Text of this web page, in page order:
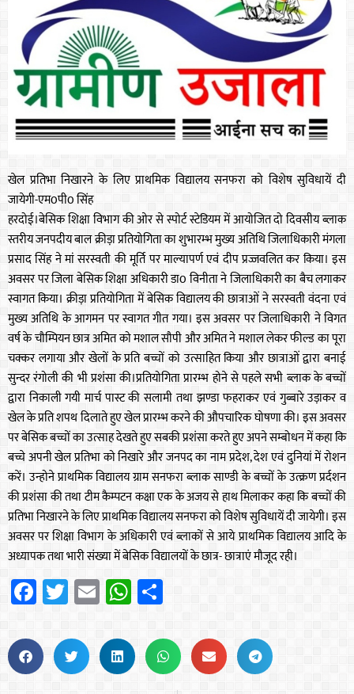
खेल प्रतिभा निखारने के लिए प्राथमिक विद्यालय सनफरा को विशेष सुविधायें दी
जायेगी-एम0पी0 सिंह
हरदोई।बेसिक शिक्षा विभाग की ओर से स्पोर्ट स्टेडियम में आयोजित दो दिवसीय ब्लाक
स्तरीय जनपदीय बाल क्रीड़ा प्रतियोगिता का शुभारम्भ मुख्य अतिथि जिलाधिकारी मंगला
प्रसाद सिंह ने मां सरस्वती की मूर्ति पर माल्यापर्ण एवं दीप प्रज्जवलित कर किया। इस
अवसर पर जिला बेसिक शिक्षा अधिकारी डा0 विनीता ने जिलाधिकारी का बैच लगाकर
स्वागत किया। क्रीड़ा प्रतियोगिता में बेसिक विद्यालय की छात्राओं ने सरस्वती वंदना एवं
मुख्य अतिथि के आगमन पर स्वागत गीत गया। इस अवसर पर जिलाधिकारी ने विगत
वर्ष के चौम्पियन छात्र अमित को मशाल सौपी और अमित ने मशाल लेकर फील्ड का पूरा
चक्कर लगाया और खेलों के प्रति बच्चों को उत्साहित किया और छात्राओं द्वारा बनाई
सुन्दर रंगोली की भी प्रशंसा की।प्रतियोगिता प्रारम्भ होने से पहले सभी ब्लाक के बच्चों
द्वारा निकाली गयी मार्च पास्ट की सलामी तथा झण्डा फहराकर एवं गुब्बारे उड़ाकर व
खेल के प्रति शपथ दिलाते हुए खेल प्रारम्भ करने की औपचारिक घोषणा की। इस अवसर
पर बेसिक बच्चों का उत्साह देखते हुए सबकी प्रशंसा करते हुए अपने सम्बोधन में कहा कि
बच्चे अपनी खेल प्रतिभा को निखारे और जनपद का नाम प्रदेश, देश एवं दुनियां में रोशन
करें। उन्होने प्राथमिक विद्यालय ग्राम सनफरा ब्लाक साण्डी के बच्चों के उत्क्रण प्रर्दशन
की प्रशंसा की तथा टीम कैम्पटन कक्षा एक के अजय से हाथ मिलाकर कहा कि बच्चों की
प्रतिभा निखारने के लिए प्राथमिक विद्यालय सनफरा को विशेष सुविधायें दी जायेगी। इस
अवसर पर शिक्षा विभाग के अधिकारी एवं ब्लाकों से आये प्राथमिक विद्यालय आदि के
अध्यापक तथा भारी संख्या में बेसिक विद्यालयों के छात्र- छात्राएं मौजूद रही।
Facebook
Twitter
EmailWhatsApp